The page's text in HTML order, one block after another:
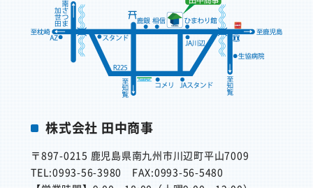
株式会社 田中商事
〒897-0215鹿児島県南九州市川辺町平山7009
TEL:0993-56-3980FAX:0993-56-5480